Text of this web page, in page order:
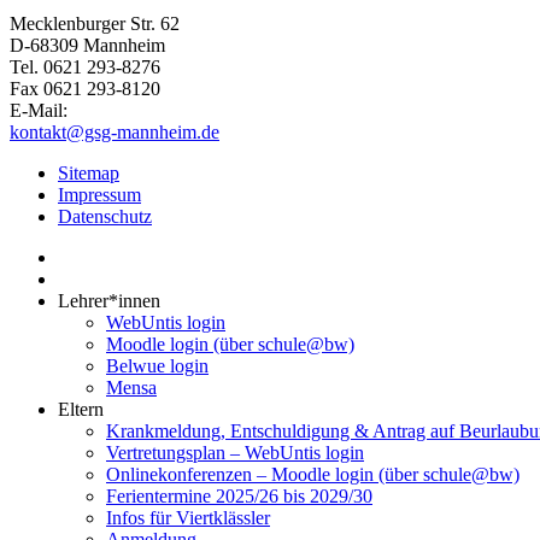
Mecklenburger Str. 62
D-68309 Mannheim
Tel. 0621 293-8276
Fax 0621 293-8120
E-Mail:
kontakt@gsg-mannheim.de
Sitemap
Impressum
Datenschutz
Lehrer*innen
WebUntis login
Moodle login (über schule@bw)
Belwue login
Mensa
Eltern
Krankmeldung, Entschuldigung & Antrag auf
Vertretungsplan – WebUntis login
Onlinekonferenzen – Moodle login (über schule@bw)
Ferientermine 2025/26 bis 2029/30
Infos für Viertklässler